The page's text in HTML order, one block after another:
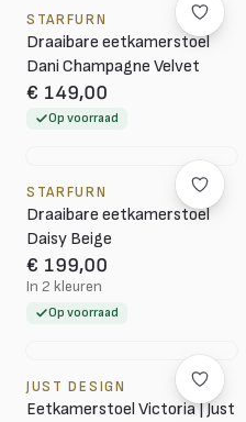
STARFURN
Draaibare eetkamerstoel
Dani Champagne Velvet
€ 149,00
Op voorraad
STARFURN
Draaibare eetkamerstoel
Daisy Beige
€ 199,00
In 2 kleuren
Op voorraad
JUST DESIGN
Eetkamerstoel Victoria | Just